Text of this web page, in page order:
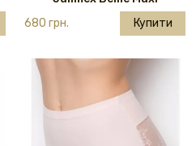
680 грн.
Купити